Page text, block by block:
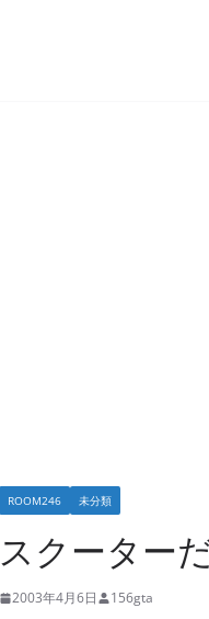
ROOM246 未分類
スクーター
2003年4月6日 156gta